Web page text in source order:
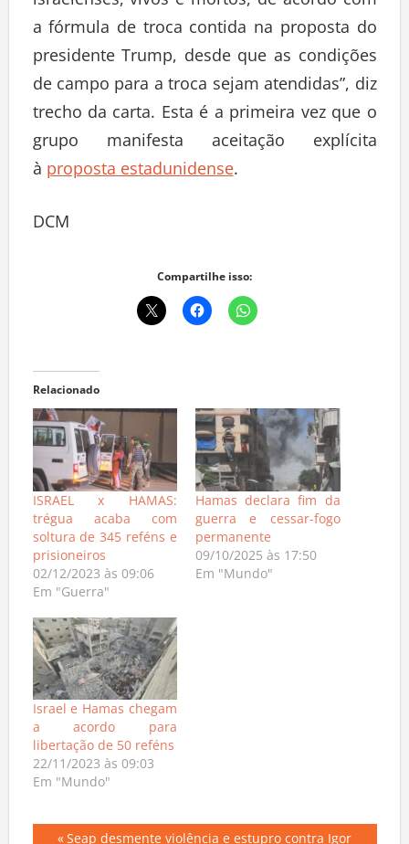
a fórmula de troca contida na proposta do
presidente Trump, desde que as condições
de campo para a troca sejam atendidas”, diz
trecho da carta. Esta é a primeira vez que o
grupo manifesta aceitação explícita
à proposta estadunidense.
DCM
Compartilhe isso:
Relacionado
ISRAEL x HAMAS:
trégua acaba com
soltura de 345 reféns e
prisioneiros
02/12/2023 às 09:06
Em "Guerra"
Hamas declara fim da
guerra e cessar-fogo
permanente
09/10/2025 às 17:50
Em "Mundo"
Israel e Hamas chegam
a acordo para
libertação de 50 reféns
22/11/2023 às 09:03
Em "Mundo"